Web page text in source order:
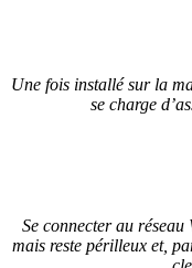
Une fois installé sur la
se charge
Se connecter au réseau
mais reste périlleux et,